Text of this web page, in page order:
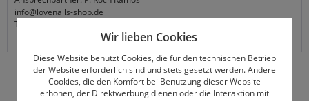
info@lovenails-shop.de
Tel: (0)30-74785225
Wir lieben Cookies
Diese Website benutzt Cookies, die für den technischen Betrieb
der Website erforderlich sind und stets gesetzt werden. Andere
Cookies, die den Komfort bei Benutzung dieser Website
erhöhen, der Direktwerbung dienen oder die Interaktion mit